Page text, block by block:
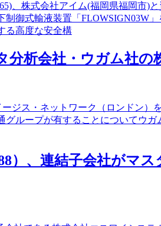
、株式会社アイム(福岡県福岡市
制御式輸液装置「FLOWSIGN03W
る高度な安全構
分析会社・ウガム社の
ジス・ネットワーク（ロンドン）
グループが有することについてウ
）、連結子会社がマ